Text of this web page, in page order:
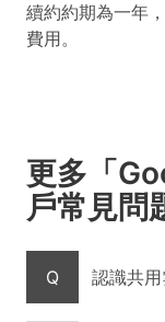
續約約期為一年
費用。
更多「
戶常見問
Q 認識共